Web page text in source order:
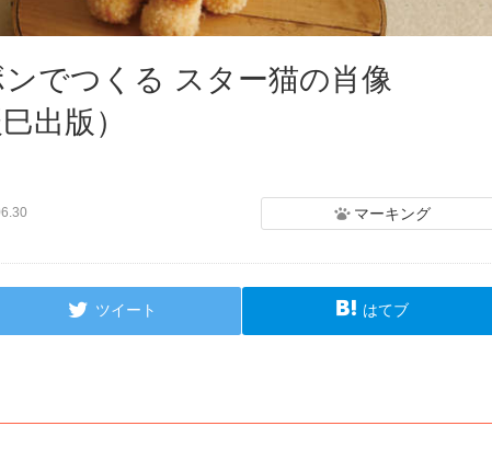
ンでつくる スター猫の肖像
版）
マーキング
ツイート はてブ